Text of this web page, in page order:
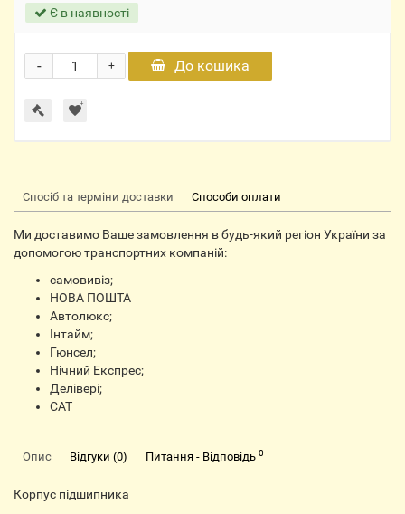
Є в наявності
+
- До кошика
Спосіб та терміни доставки Способи оплати
Ми доставимо Ваше замовлення в будь-який регіон України за
допомогою транспортних компаній:
самовивіз;
НОВА ПОШТА
Автолюкс;
Інтайм;
Гюнсел;
Нічний Експрес;
Делівері;
CАТ
Опис Відгуки (0) Питання - Відповідь 0
Корпус підшипника